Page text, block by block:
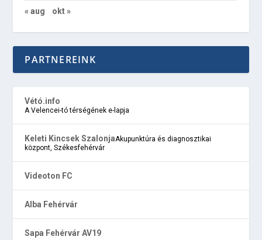
« aug okt »
PARTNEREINK
Vétó.info
A Velencei-tó térségének e-lapja
Keleti Kincsek SzalonjaAkupunktúra és diagnosztikai
központ, Székesfehérvár
Videoton FC
Alba Fehérvár
Sapa Fehérvár AV19